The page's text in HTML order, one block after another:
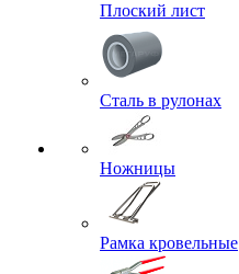
Плоский лист
Сталь в рулонах
Ножницы
Рамка кровельные